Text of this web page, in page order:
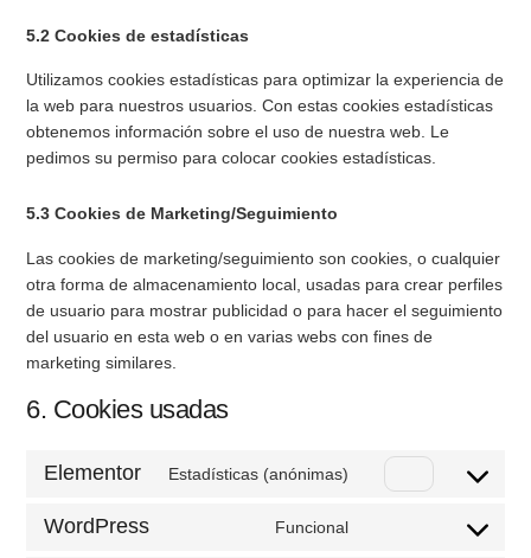
5.2 Cookies de estadísticas
Utilizamos cookies estadísticas para optimizar la experiencia de
la web para nuestros usuarios. Con estas cookies estadísticas
obtenemos información sobre el uso de nuestra web. Le
pedimos su permiso para colocar cookies estadísticas.
5.3 Cookies de Marketing/Seguimiento
Las cookies de marketing/seguimiento son cookies, o cualquier
otra forma de almacenamiento local, usadas para crear perfiles
de usuario para mostrar publicidad o para hacer el seguimiento
del usuario en esta web o en varias webs con fines de
marketing similares.
6. Cookies usadas
Elementor Estadísticas (anónimas)
WordPress Funcional